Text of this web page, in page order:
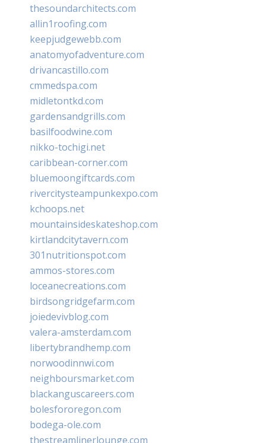
thesoundarchitects.com
allin1roofing.com
keepjudgewebb.com
anatomyofadventure.com
drivancastillo.com
cmmedspa.com
midletontkd.com
gardensandgrills.com
basilfoodwine.com
nikko-tochigi.net
caribbean-corner.com
bluemoongiftcards.com
rivercitysteampunkexpo.com
kchoops.net
mountainsideskateshop.com
kirtlandcitytavern.com
301nutritionspot.com
ammos-stores.com
loceanecreations.com
birdsongridgefarm.com
joiedevivblog.com
valera-amsterdam.com
libertybrandhemp.com
norwoodinnwi.com
neighboursmarket.com
blackanguscareers.com
bolesfororegon.com
bodega-ole.com
thestreamlinerlounge.com